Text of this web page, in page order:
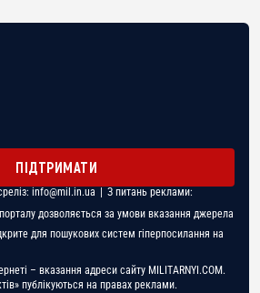
ПІДТРИМАТИ
info@mil.in.ua | З питань реклами:
дозволяється за умови вказання джерела
для пошукових систем гіперпосилання на
– вказання адреси сайту MILITARNYI.COM.
публікуються на правах реклами.